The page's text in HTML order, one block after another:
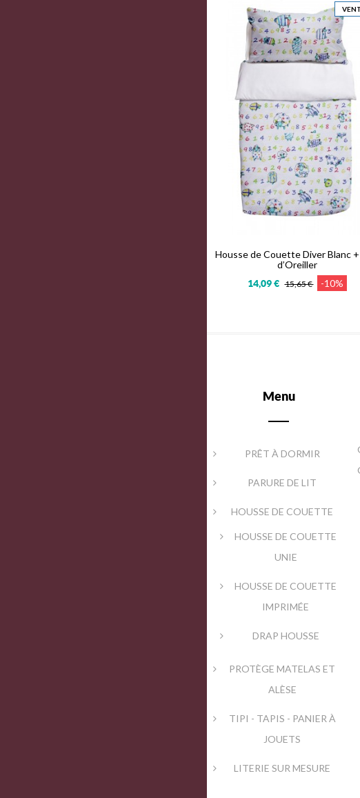
Housse de Couette Diver Blanc +
d’Oreiller
14,09 € 15,65 € -10%
Menu
PRÊT À DORMIR
PARURE DE LIT
HOUSSE DE COUETTE
HOUSSE DE COUETTE
UNIE
HOUSSE DE COUETTE
IMPRIMÉE
DRAP HOUSSE
PROTÈGE MATELAS ET
ALÈSE
TIPI - TAPIS - PANIER À
JOUETS
LITERIE SUR MESURE